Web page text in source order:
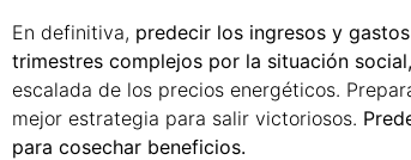
En definitiva, predecir los ingresos y
trimestres complejos por la situación
escalada de los precios energéticos.
mejor estrategia para salir victoriosos.
para cosechar beneficios.